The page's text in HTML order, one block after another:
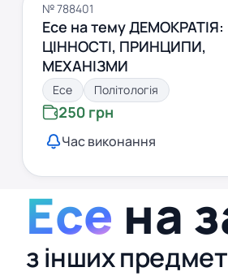
№ 788401
Есе на тему ДЕМОКРАТІЯ:
ЦІННОСТІ, ПРИНЦИПИ,
МЕХАНІЗМИ
Есе Політологія
250 грн
Час виконання
Есе на
з інших